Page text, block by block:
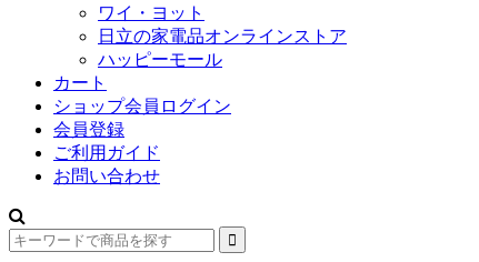
ワイ・ヨット
日立の家電品オンラインストア
ハッピーモール
カート
ショップ会員ログイン
会員登録
ご利用ガイド
お問い合わせ